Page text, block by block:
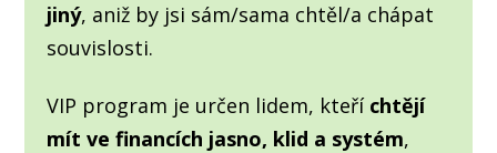
jiný, aniž by jsi sám/sama chtěl/a chápat
souvislosti.
VIP program je určen lidem, kteří chtějí
mít ve financích jasno, klid a systém,